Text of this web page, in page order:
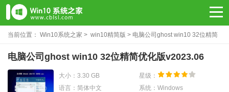
当前位置： Win10系统之家 > win10精简版 > 电脑公司ghost win10 32位精简
优化版v2023.06
电脑公司ghost win10 32位精简优化版v2023.06
大小：3.30 GB
星级：
语言：简体中文
系统：Windows